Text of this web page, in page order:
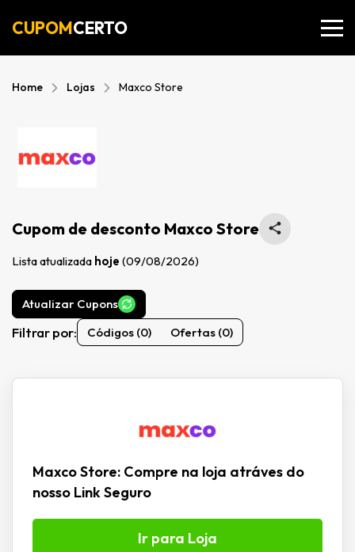
CUPOMCERTO
Home Lojas Maxco Store
Cupom de desconto Maxco Store
Lista atualizada hoje (09/08/2026)
Filtrar por: Códigos (0) Ofertas (0)
Atualizar Cupons
Maxco Store: Compre na loja atráves do
nosso Link Seguro
Ir para Loja